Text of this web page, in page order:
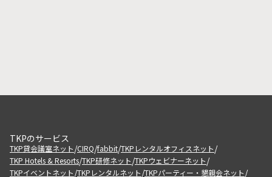
TKPのサービス
TKP貸会議室ネット/CIRQ/fabbit/TKPレンタルオフィスネット/
TKP Hotels & Resorts/TKP研修ネット/TKPウェビナーネット/
TKPイベントネット/TKPレンタルネット/TKPパーティー・懇親会ネット/